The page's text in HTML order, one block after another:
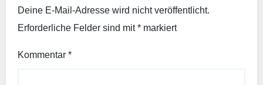
Deine E-Mail-Adresse wird nicht veröffentlicht.
Erforderliche Felder sind mit* markiert
Kommentar *